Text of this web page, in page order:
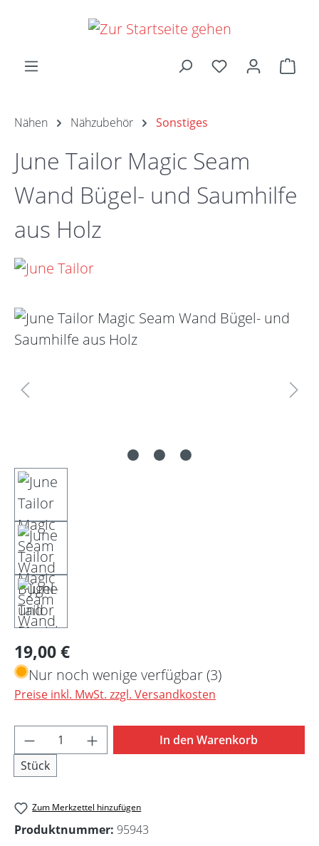
Zum Hauptinhalt springen
Nähen Nähzubehör Sonstiges
June Tailor Magic Seam
Wand Bügel- und Saumhilfe
aus Holz
Bildergalerie überspringen
Regulärer Preis:
19,00 €
Nur noch wenige verfügbar (3)
Preise inkl. MwSt. zzgl. Versandkosten
Produkt Anzahl: Gib den gewünschten
Stück
In den Warenkorb
Zum Merkzettel hinzufügen
Produktnummer: 95943